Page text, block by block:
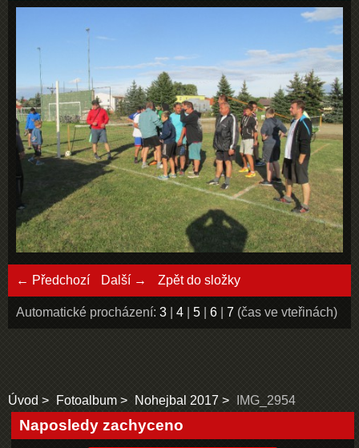
← Předchozí Další → Zpět do složky
Automatické procházení: 3 4 5 6 7 (čas ve vteřinách)
Úvod Fotoalbum Nohejbal 2017 IMG_2954
Naposledy zachyceno